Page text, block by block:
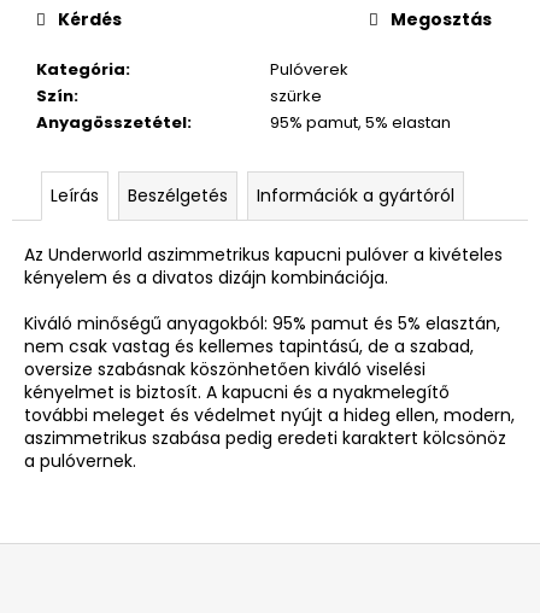
Kategória:
Pulóverek
Szín:
szürke
Anyagösszetétel: 95% pamut, 5% elastan
Kérdés Megosztás
Leírás Beszélgetés Információk a gyártóról
Az Underworld aszimmetrikus kapucni pulóver a kivételes
kényelem és a divatos dizájn kombinációja.
Kiváló minőségű anyagokból: 95% pamut és 5% elasztán,
nem csak vastag és kellemes tapintású, de a szabad,
oversize szabásnak köszönhetően kiváló viselési
kényelmet is biztosít. A kapucni és a nyakmelegítő
további meleget és védelmet nyújt a hideg ellen, modern,
aszimmetrikus szabása pedig eredeti karaktert kölcsönöz
a pulóvernek.
L